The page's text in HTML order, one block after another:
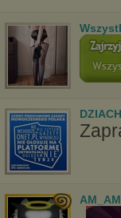
AM_AM